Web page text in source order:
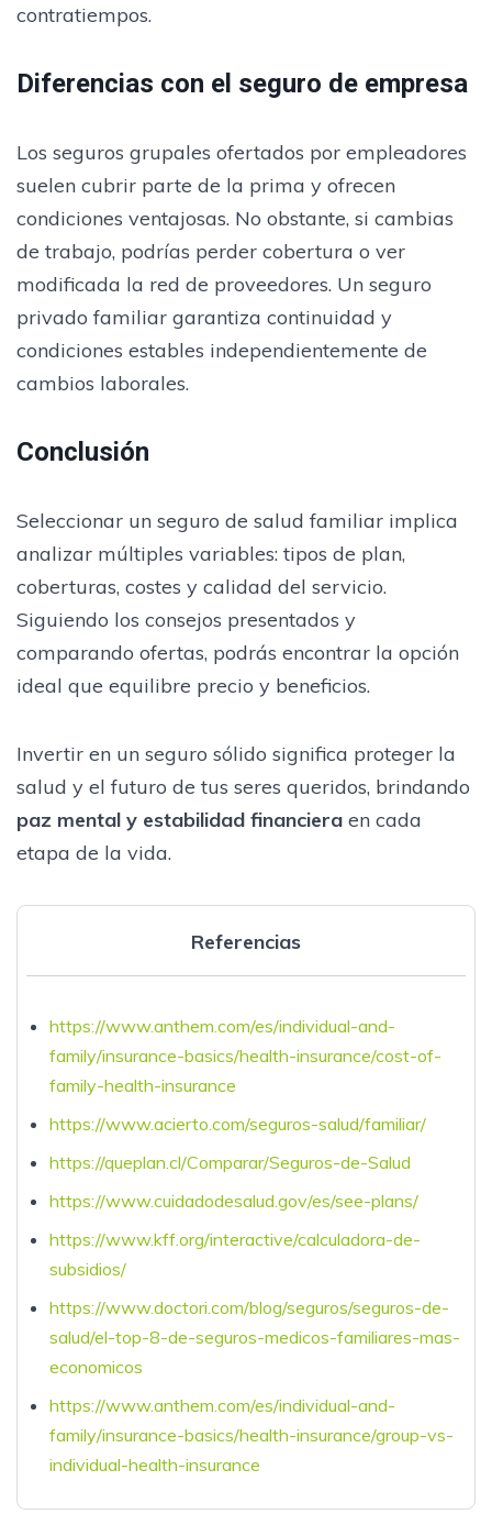
contratiempos.
Diferencias con el seguro de empresa
Los seguros grupales ofertados por empleadores
suelen cubrir parte de la prima y ofrecen
condiciones ventajosas. No obstante, si cambias
de trabajo, podrías perder cobertura o ver
modificada la red de proveedores. Un seguro
privado familiar garantiza continuidad y
condiciones estables independientemente de
cambios laborales.
Conclusión
Seleccionar un seguro de salud familiar implica
analizar múltiples variables: tipos de plan,
coberturas, costes y calidad del servicio.
Siguiendo los consejos presentados y
comparando ofertas, podrás encontrar la opción
ideal que equilibre precio y beneficios.
Invertir en un seguro sólido significa proteger la
salud y el futuro de tus seres queridos, brindando
paz mental y estabilidad financiera en cada
etapa de la vida.
Referencias
https://www.anthem.com/es/individual-and-
family/insurance-basics/health-insurance/cost-of-
family-health-insurance
https://www.acierto.com/seguros-salud/familiar/
https://queplan.cl/Comparar/Seguros-de-Salud
https://www.cuidadodesalud.gov/es/see-plans/
https://www.kff.org/interactive/calculadora-de-
subsidios/
https://www.doctori.com/blog/seguros/seguros-de-
salud/el-top-8-de-seguros-medicos-familiares-mas-
economicos
https://www.anthem.com/es/individual-and-
family/insurance-basics/health-insurance/group-vs-
individual-health-insurance